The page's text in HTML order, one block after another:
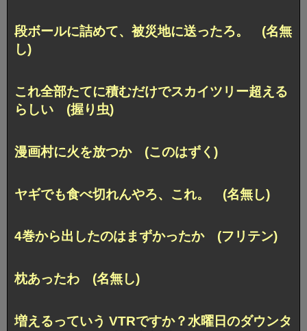
段ボールに詰めて、被災地に送ったろ。 (名無
し)
これ全部たてに積むだけでスカイツリー超える
らしい (握り虫)
漫画村に火を放つか (このはずく)
ヤギでも食べ切れんやろ、これ。 (名無し)
4巻から出したのはまずかったか (フリテン)
枕あったわ (名無し)
増えるっていう VTRですか？水曜日のダウンタ